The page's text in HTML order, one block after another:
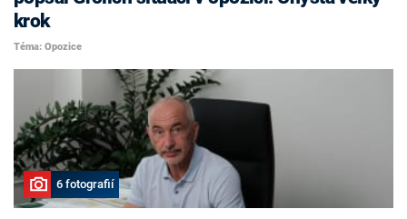
krok
Téma: Opozice
6 fotografií